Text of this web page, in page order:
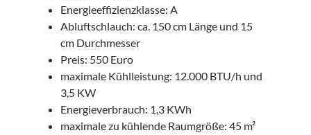
Energieeffizienzklasse: A
Abluftschlauch: ca. 150 cm Länge und 15
cm Durchmesser
Preis: 550 Euro
maximale Kühlleistung: 12.000 BTU/h und
3,5 KW
Energieverbrauch: 1,3 KWh
maximale zu kühlende Raumgröße: 45 m²